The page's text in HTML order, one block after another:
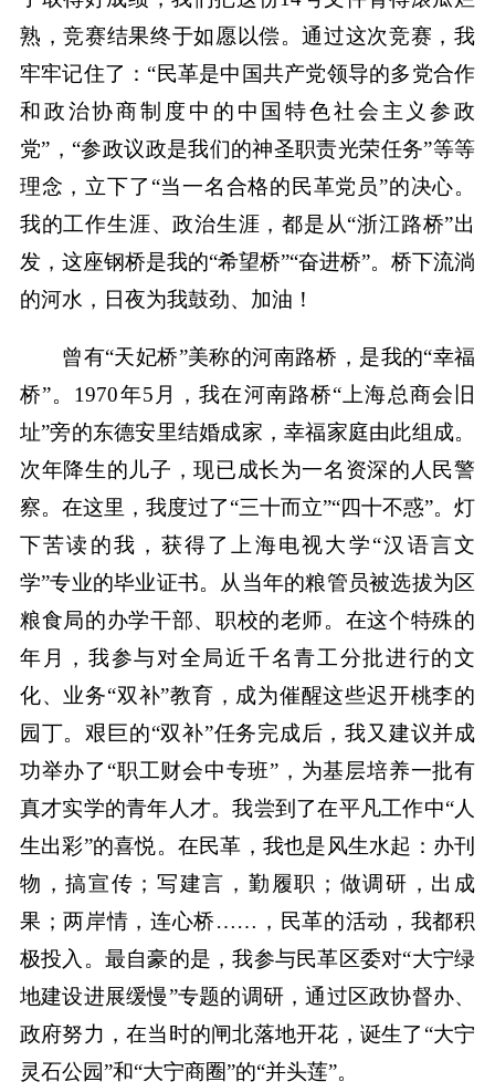
熟，竞赛结果终于如愿以偿。通过这次竞赛，我
牢牢记住了：“民革是中国共产党领导的多党合作
和政治协商制度中的中国特色社会主义参政
党”，“参政议政是我们的神圣职责光荣任务”等等
理念，立下了“当一名合格的民革党员”的决心。
我的工作生涯、政治生涯，都是从“浙江路桥”出
发，这座钢桥是我的“希望桥”“奋进桥”。桥下流淌
的河水，日夜为我鼓劲、加油！
曾有“天妃桥”美称的河南路桥，是我的“幸福
桥”。1970年5月，我在河南路桥“上海总商会旧
址”旁的东德安里结婚成家，幸福家庭由此组成。
次年降生的儿子，现已成长为一名资深的人民警
察。在这里，我度过了“三十而立”“四十不惑”。灯
下苦读的我，获得了上海电视大学“汉语言文
学”专业的毕业证书。从当年的粮管员被选拔为区
粮食局的办学干部、职校的老师。在这个特殊的
年月，我参与对全局近千名青工分批进行的文
化、业务“双补”教育，成为催醒这些迟开桃李的
园丁。艰巨的“双补”任务完成后，我又建议并成
功举办了“职工财会中专班”，为基层培养一批有
真才实学的青年人才。我尝到了在平凡工作中“人
生出彩”的喜悦。在民革，我也是风生水起：办刊
物，搞宣传；写建言，勤履职；做调研，出成
果；两岸情，连心桥……，民革的活动，我都积
极投入。最自豪的是，我参与民革区委对“大宁绿
地建设进展缓慢”专题的调研，通过区政协督办、
政府努力，在当时的闸北落地开花，诞生了“大宁
灵石公园”和“大宁商圈”的“并头莲”。